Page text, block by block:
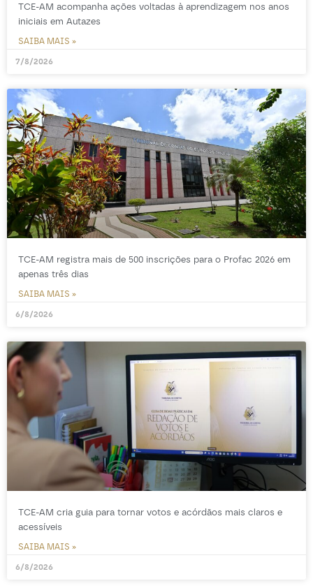
TCE-AM acompanha ações voltadas à aprendizagem nos anos
iniciais em Autazes
SAIBA MAIS »
7/8/2026
TCE-AM registra mais de 500 inscrições para o Profac 2026 em
apenas três dias
SAIBA MAIS »
6/8/2026
TCE-AM cria guia para tornar votos e acórdãos mais claros e
acessíveis
SAIBA MAIS »
6/8/2026